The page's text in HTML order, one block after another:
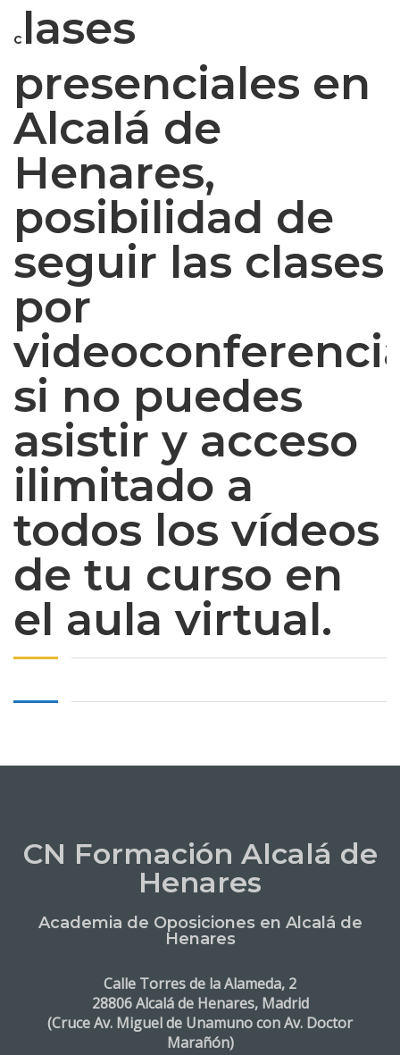
c lases
presenciales en
Alcalá de
Henares,
posibilidad de
seguir las clases
por
si no puedes
asistir y acceso
ilimitado a
todos los vídeos
de tu curso en
el aula virtual.
CN Formación Alcalá de
Henares
Academia de Oposiciones en Alcalá de
Henares
Calle Torres de la Alameda, 2
28806 Alcalá de Henares, Madrid
(Cruce Av. Miguel de Unamuno con Av. Doctor
Marañón)